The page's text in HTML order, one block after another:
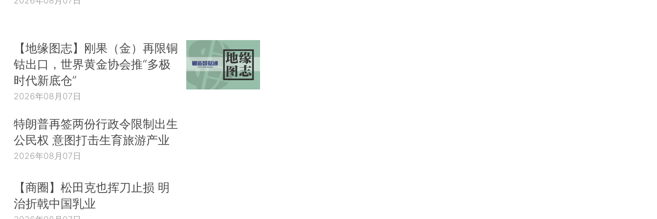
【地缘图志】刚果（金）再限铜
钴出口，世界黄金协会推“多极
时代新底仓”
2026年08月07日
特朗普再签两份行政令限制出生
公民权 意图打击生育旅游产业
2026年08月07日
【商圈】松田克也挥刀止损 明
治折戟中国乳业